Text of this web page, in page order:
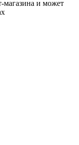
магазина и может